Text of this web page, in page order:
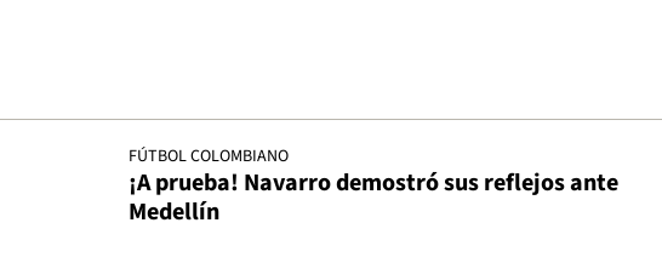
FÚTBOL COLOMBIANO
¡A prueba! Navarro demostró sus reflejos ante
Medellín